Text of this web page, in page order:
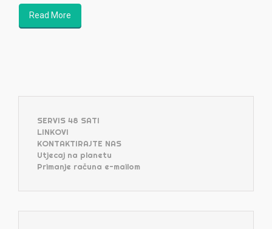
Read More
SERVIS 48 SATI
LINKOVI
KONTAKTIRAJTE NAS
Utjecaj na planetu
Primanje računa e-mailom